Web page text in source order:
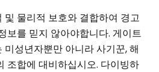
및 물리적 보호와 결합하여 경고
보를 믿지 않아야합니다. 게이트
성년자뿐만 아니라 사기꾼, 해
조합에 대비하십시오. 다이빙하